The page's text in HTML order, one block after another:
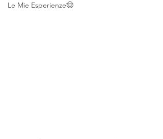
Le Mie Esperienze🤠